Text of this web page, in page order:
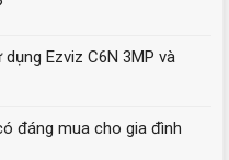
Ezviz C6N 3MP và
đáng mua cho gia đình